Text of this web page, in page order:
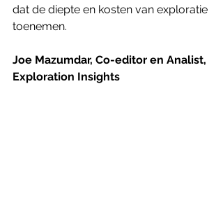
dat de diepte en kosten van exploratie
toenemen.
Joe Mazumdar, Co-editor en Analist,
Exploration Insights